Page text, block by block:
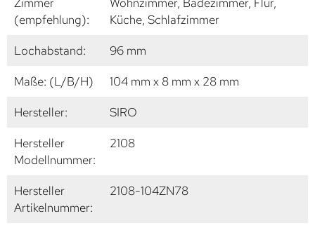
(empfehlung):
Küche, Schlafzimmer
Lochabstand:
96 mm
Maße: (L/B/H)
104 mm x 8 mm x 28 mm
Hersteller:
SIRO
Hersteller
Modellnummer:
2108
Hersteller
Artikelnummer:
2108-104ZN78